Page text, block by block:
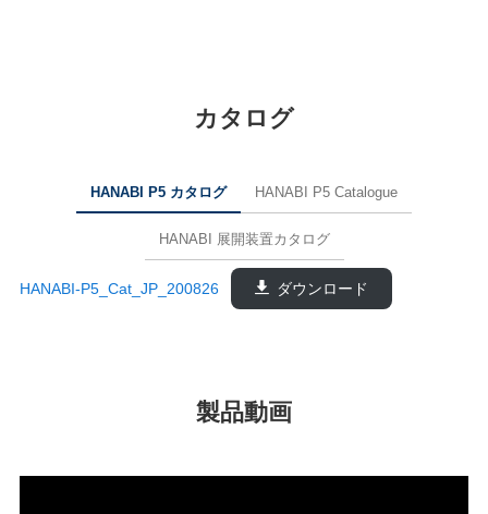
カタログ
HANABI P5 カタログ HANABI P5 Catalogue
HANABI 展開装置カタログ
HANABI-P5_Cat_JP_200826 ダウンロード
製品動画